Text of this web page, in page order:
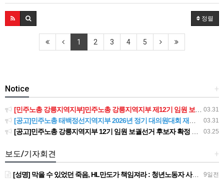
정렬
1 2 3 4 5
+
Notice
03.31
[민주노총 강릉지역지부]민주노총 강릉지역지부 제12기 임원 보궐선거결과 공고
03.31
[공고]민주노총 태백정선지역지부 2026년 정기 대의원대회 재소집 건
03.25
[공고]민주노총 강릉지역지부 12기 임원 보궐선거 후보자 확정 공고
+
보도/기자회견
9일전
[성명] 막을 수 있었던 죽음, HL만도가 책임져라 : 청년노동자 사망사고의 철저한 진상규명과 재발방지 대책 마련하라